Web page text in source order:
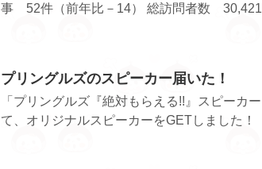
事 52件（前年比－14） 総訪問者数 30,421
プリングルズのスピーカー届いた！
「プリングルズ『絶対もらえる!!』スピーカ
て、オリジナルスピーカーをGETしました